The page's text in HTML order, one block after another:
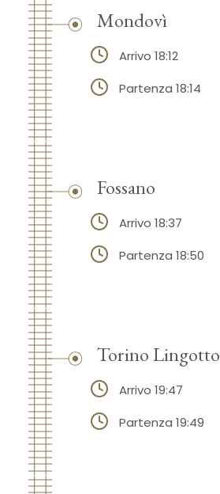
Mondovì
Arrivo 18:12
Partenza 18:14
Fossano
Arrivo 18:37
Partenza 18:50
Torino Lingotto
Arrivo 19:47
Partenza 19:49